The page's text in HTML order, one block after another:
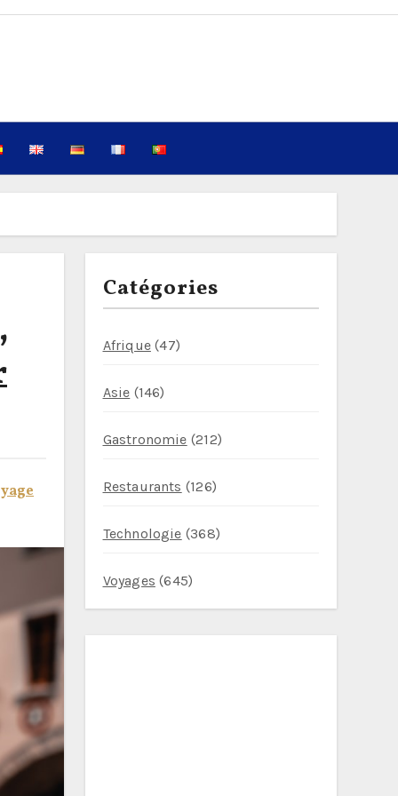
Catégories
Afrique(47)
Asie (146)
Gastronomie (212)
Restaurants (126)
Technologie (368)
Voyages (645)